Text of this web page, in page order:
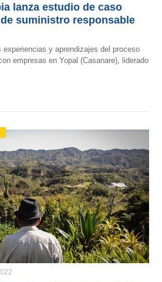
lanza estudio de caso
suministro responsable
experiencias y aprendizajes del proceso
empresas en Yopal (Casanare), liderado